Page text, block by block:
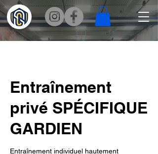
Entraînement
privé SPÉCIFIQUE
GARDIEN
Entraînement individuel hautement